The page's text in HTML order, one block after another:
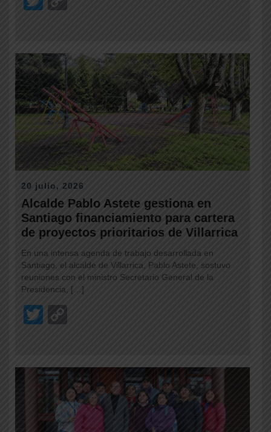
er y
Li
n
k
20 julio, 2026
Alcalde Pablo Astete gestiona en
Santiago financiamiento para cartera
de proyectos prioritarios de Villarrica
En una intensa agenda de trabajo desarrollada en
Santiago, el alcalde de Villarrica, Pablo Astete, sostuvo
reuniones con el ministro Secretario General de la
Presidencia, […]
T
er y
Li
n